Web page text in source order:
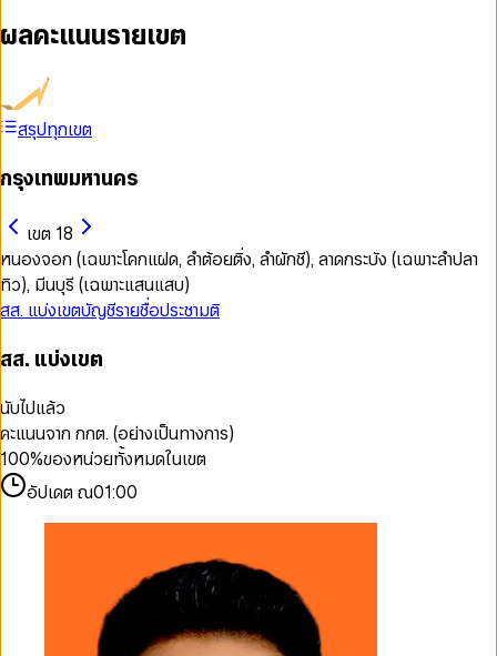
ผลคะแนนรายเขต
สรุปทุกเขต
กรุงเทพมหานคร
เขต 18
หนองจอก (เฉพาะโคกแฝด, ลำต้อยติ่ง, ลำผักชี), ลาดกระบัง (เฉพาะลำปลา
ทิว), มีนบุรี (เฉพาะแสนแสบ)
สส. แบ่งเขตบัญชีรายชื่อประชามติ
สส. แบ่งเขต
นับไปแล้ว
คะแนนจาก กกต. (อย่างเป็นทางการ)
100%ของหน่วยทั้งหมดในเขต
อัปเดต ณ01:00